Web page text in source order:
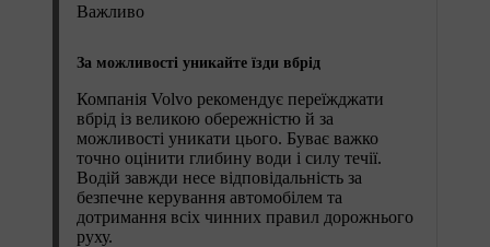
Важливо
За можливості уникайте їзди вбрід
Компанія Volvo рекомендує переїжджати
вбрід із великою обережністю й за
можливості уникати цього. Буває важко
точно оцінити глибину води і силу течії.
Водій завжди несе відповідальність за
безпечне керування автомобілем та
дотримання всіх чинних правил дорожнього
руху.